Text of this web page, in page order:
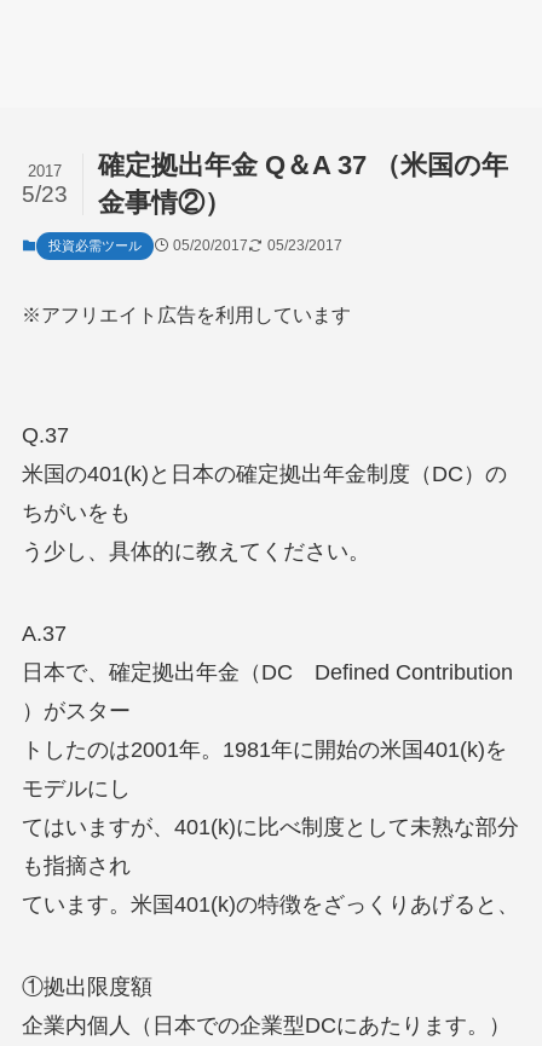
確定拠出年金 Q＆A 37 （米国の年
金事情②）
2017
5/23
投資必需ツール 05/20/2017 05/23/2017
※アフリエイト広告を利用しています
Q.37
米国の401(k)と日本の確定拠出年金制度（DC）の
ちがいをも
う少し、具体的に教えてください。
A.37
日本で、確定拠出年金（DC Defined Contribution
）がスター
トしたのは2001年。1981年に開始の米国401(k)を
モデルにし
てはいますが、401(k)に比べ制度として未熟な部分
も指摘され
ています。米国401(k)の特徴をざっくりあげると、
①拠出限度額
企業内個人（日本での企業型DCにあたります。）